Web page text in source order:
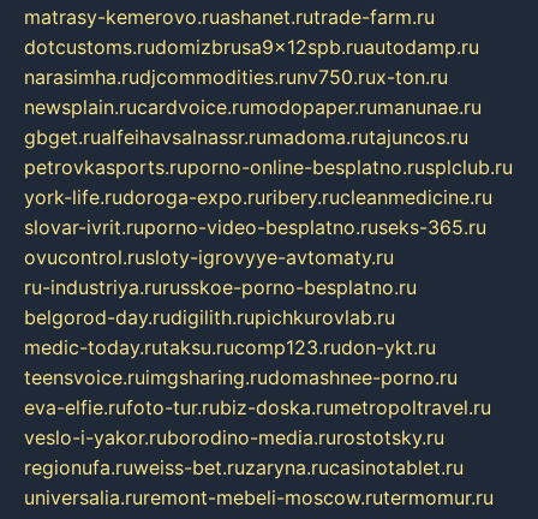
matrasy-kemerovo.ruashanet.rutrade-farm.ru
dotcustoms.rudomizbrusa9x12spb.ruautodamp.ru
narasimha.rudjcommodities.runv750.rux-ton.ru
newsplain.rucardvoice.rumodopaper.rumanunae.ru
gbget.rualfeihavsalnassr.rumadoma.rutajuncos.ru
petrovkasports.ruporno-online-besplatno.rusplclub.ru
york-life.rudoroga-expo.ruribery.rucleanmedicine.ru
slovar-ivrit.ruporno-video-besplatno.ruseks-365.ru
ovucontrol.rusloty-igrovyye-avtomaty.ru
ru-industriya.rurusskoe-porno-besplatno.ru
belgorod-day.rudigilith.rupichkurovlab.ru
medic-today.rutaksu.rucomp123.rudon-ykt.ru
teensvoice.ruimgsharing.rudomashnee-porno.ru
eva-elfie.rufoto-tur.rubiz-doska.rumetropoltravel.ru
veslo-i-yakor.ruborodino-media.rurostotsky.ru
regionufa.ruweiss-bet.ruzaryna.rucasinotablet.ru
universalia.ruremont-mebeli-moscow.rutermomur.ru